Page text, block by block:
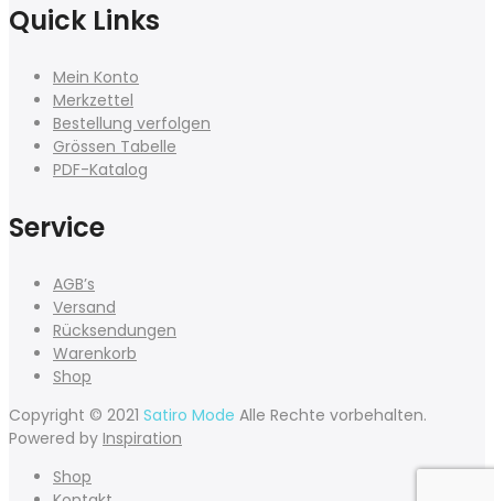
Quick Links
Mein Konto
Merkzettel
Bestellung verfolgen
Grössen Tabelle
PDF-Katalog
Service
AGB’s
Versand
Rücksendungen
Warenkorb
Shop
Copyright © 2021 Satiro Mode Alle Rechte vorbehalten.
Powered by Inspiration
Shop